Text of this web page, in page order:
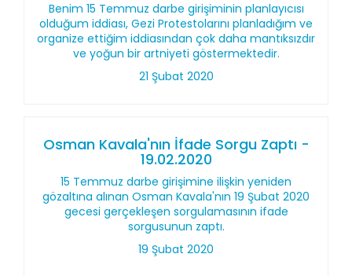
Benim 15 Temmuz darbe girişiminin planlayıcısı
olduğum iddiası, Gezi Protestolarını planladığım ve
organize ettiğim iddiasından çok daha mantıksızdır
ve yoğun bir artniyeti göstermektedir.
21 Şubat 2020
Osman Kavala'nın İfade Sorgu Zaptı -
19.02.2020
15 Temmuz darbe girişimine ilişkin yeniden
gözaltına alınan Osman Kavala'nın 19 Şubat 2020
gecesi gerçekleşen sorgulamasının ifade
sorgusunun zaptı.
19 Şubat 2020